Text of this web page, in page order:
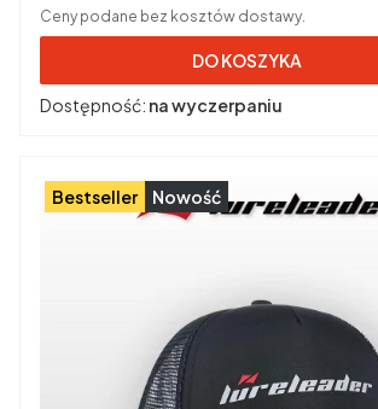
Ceny podane bez kosztów dostawy.
DO KOSZYKA
Dostępność: na wyczerpaniu
Bestseller Nowość